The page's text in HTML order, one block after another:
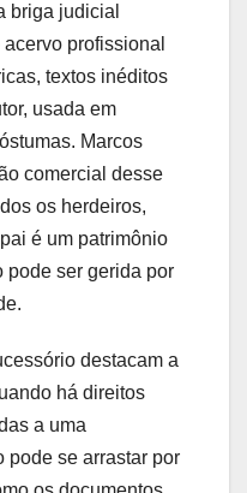
briga judicial
profissional
textos inéditos
usada em
Marcos
comercial desse
os herdeiros,
é um patrimônio
pode ser gerida por
destacam a
há direitos
a uma
pode se arrastar por